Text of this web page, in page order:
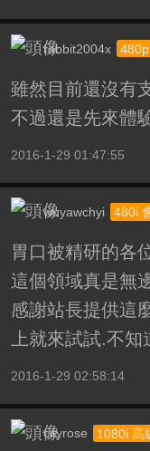
rabbit2004x
雖然目前還沒有
不過還是先來體
2016-1-29 01:47:55
wuyawchyi 480i
胃口被精研的各
這個領域真是無
感謝站長提供這
上就來試試.不
2016-1-29 02:58:14
cityrose 1080i 高